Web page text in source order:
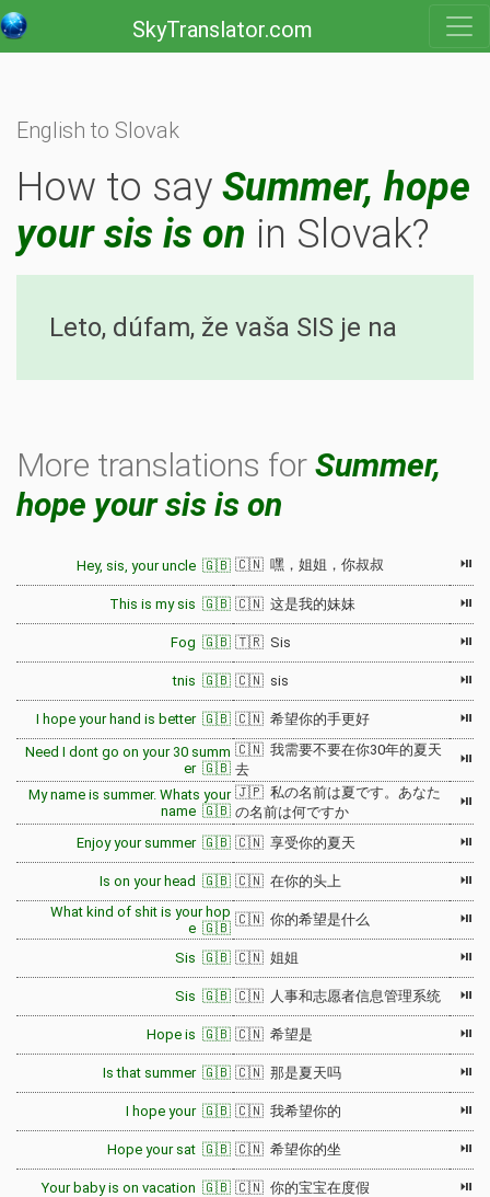
SkyTranslator.com
English to Slovak
How to say Summer, hope
your sis is on in Slovak?
Leto, dúfam, že vaša SIS je na
More translations for Summer,
hope your sis is on
Hey, sis, your uncle 🇬🇧 🇨🇳 嘿，姐姐，你叔叔 ⏯
This is my sis 🇬🇧 🇨🇳 这是我的妹妹 ⏯
Fog 🇬🇧 🇹🇷 Sis ⏯
tnis 🇬🇧 🇨🇳 sis ⏯
I hope your hand is better 🇬🇧 🇨🇳 希望你的手更好 ⏯
Need I dont go on your 30 summ
er 🇬🇧
🇨🇳 我需要不要在你30年的夏天
去
⏯
My name is summer. Whats your
name 🇬🇧
🇯🇵 私の名前は夏です。あなた
の名前は何ですか
⏯
Enjoy your summer 🇬🇧 🇨🇳 享受你的夏天 ⏯
Is on your head 🇬🇧 🇨🇳 在你的头上
⏯
What kind of shit is your hop
e 🇬🇧
🇨🇳 你的希望是什么 ⏯
Sis 🇬🇧 🇨🇳 姐姐 ⏯
Sis 🇬🇧 🇨🇳 人事和志愿者信息管理系统 ⏯
Hope is 🇬🇧 🇨🇳 希望是 ⏯
Is that summer 🇬🇧 🇨🇳 那是夏天吗 ⏯
I hope your 🇬🇧 🇨🇳 我希望你的 ⏯
Hope your sat 🇬🇧 🇨🇳 希望你的坐 ⏯
Your baby is on vacation 🇬🇧 🇨🇳 你的宝宝在度假
⏯